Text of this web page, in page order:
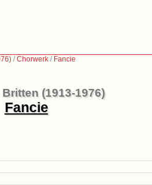
/Chorwerk / Fancie
(1913-1976)
Fancie